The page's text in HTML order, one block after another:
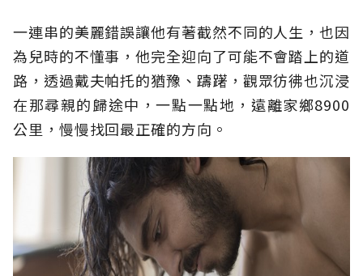
一連串的美麗錯誤讓他有著截然不同的人生，也因
為兒時的不懂事，他完全迎向了可能不會踏上的道
路，透過戴夫帕托的猶豫、躊躇，觀眾彷彿也沉浸
在那尋親的歸途中，一點一點地，遠離家鄉8900
公里，慢慢找回最正確的方向。